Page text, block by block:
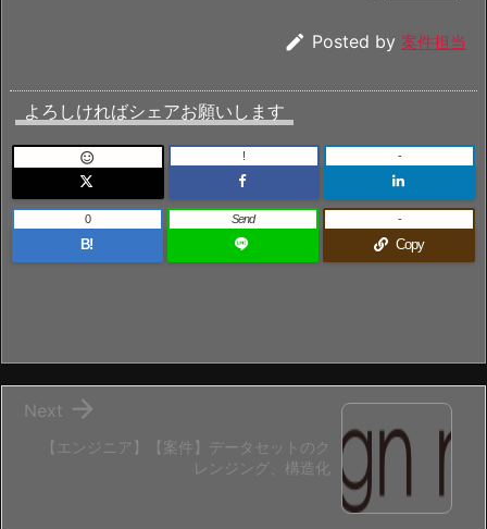
 Posted by 案件担当
よろしければシェアお願いします
 ! -
B!
0 Send
Copy
-
【エンジニア】【案件】データセットのク
レンジング、構造化

Next